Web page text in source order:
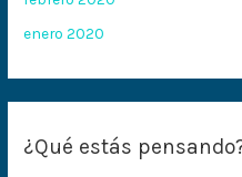
enero 2020
¿Qué estás